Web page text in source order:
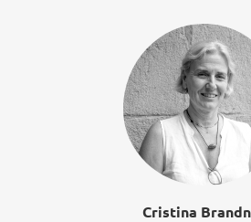
Cristina